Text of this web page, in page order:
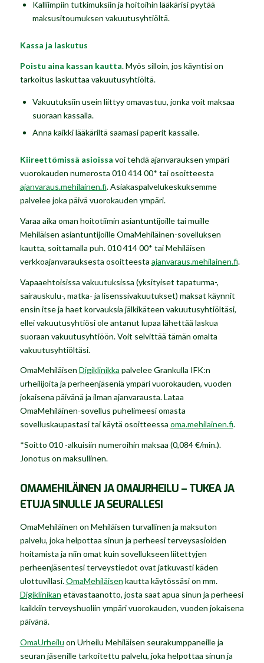
Kalliimpiin tutkimuksiin ja hoitoihin lääkärisi pyytää
maksusitoumuksen vakuutusyhtiöltä.
Kassa ja laskutus
Poistu aina kassan kautta. Myös silloin, jos käyntisi on
tarkoitus laskuttaa vakuutusyhtiöltä.
Vakuutuksiin usein liittyy omavastuu, jonka voit maksaa
suoraan kassalla.
Anna kaikki lääkäriltä saamasi paperit kassalle.
Kiireettömissä asioissa voi tehdä ajanvarauksen ympäri
vuorokauden numerosta 010 414 00* tai osoitteesta
ajanvaraus.mehilainen.fi. Asiakaspalvelukeskuksemme
palvelee joka päivä vuorokauden ympäri.
Varaa aika oman hoitotiimin asiantuntijoille tai muille
Mehiläisen asiantuntijoille OmaMehiläinen-sovelluksen
kautta, soittamalla puh. 010 414 00* tai Mehiläisen
verkkoajanvarauksesta osoitteesta ajanvaraus.mehilainen.fi.
Vapaaehtoisissa vakuutuksissa (yksityiset tapaturma-,
sairauskulu-, matka- ja lisenssivakuutukset) maksat käynnit
ensin itse ja haet korvauksia jälkikäteen vakuutusyhtiöltäsi,
ellei vakuutusyhtiösi ole antanut lupaa lähettää laskua
suoraan vakuutusyhtiöön. Voit selvittää tämän omalta
vakuutusyhtiöltäsi.
OmaMehiläisen Digiklinikka palvelee Grankulla IFK:n
urheilijoita ja perheenjäseniä ympäri vuorokauden, vuoden
jokaisena päivänä ja ilman ajanvarausta. Lataa
OmaMehiläinen-sovellus puhelimeesi omasta
sovelluskaupastasi tai käytä osoitteessa oma.mehilainen.fi.
*Soitto 010 -alkuisiin numeroihin maksaa (0,084 €/min.).
Jonotus on maksullinen.
OMAMEHILÄINEN JA OMAURHEILU – TUKEA JA
ETUJA SINULLE JA SEURALLESI
OmaMehiläinen on Mehiläisen turvallinen ja maksuton
palvelu, joka helpottaa sinun ja perheesi terveysasioiden
hoitamista ja niin omat kuin sovellukseen liitettyjen
perheenjäsentesi terveystiedot ovat jatkuvasti käden
ulottuvillasi.OmaMehiläisen kautta käytössäsi on mm.
Digiklinikan etävastaanotto, josta saat apua sinun ja perheesi
kaikkiin terveyshuoliin ympäri vuorokauden, vuoden jokaisena
päivänä.
OmaUrheilu on Urheilu Mehiläisen seurakumppaneille ja
seuran jäsenille tarkoitettu palvelu, joka helpottaa sinun ja